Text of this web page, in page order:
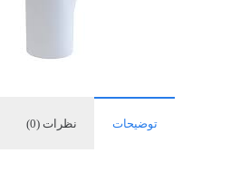
توضیحات نظرات (0)